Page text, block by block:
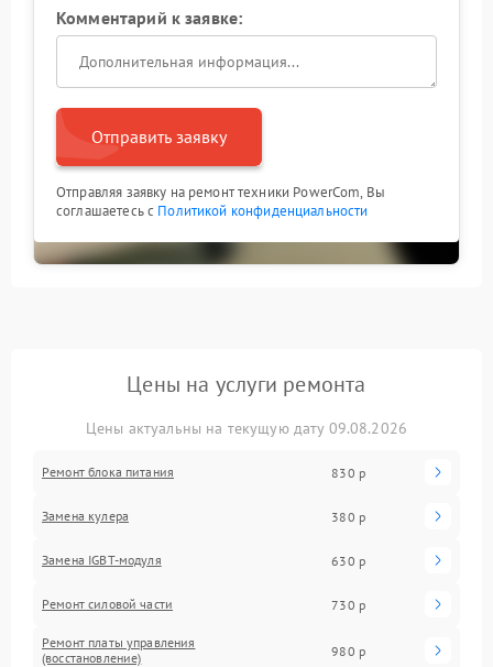
Комментарий к заявке:
Отправить заявку
Отправляя заявку на ремонт техники PowerCom, Вы
соглашаетесь с Политикой конфиденциальности
Цены на услуги ремонта
Цены актуальны на текущую дату 09.08.2026
Ремонт блока питания 830 р
Замена кулера 380 р
Замена IGBT-модуля 630 р
Ремонт силовой части 730 р
Ремонт платы управления
(восстановление)
980 р